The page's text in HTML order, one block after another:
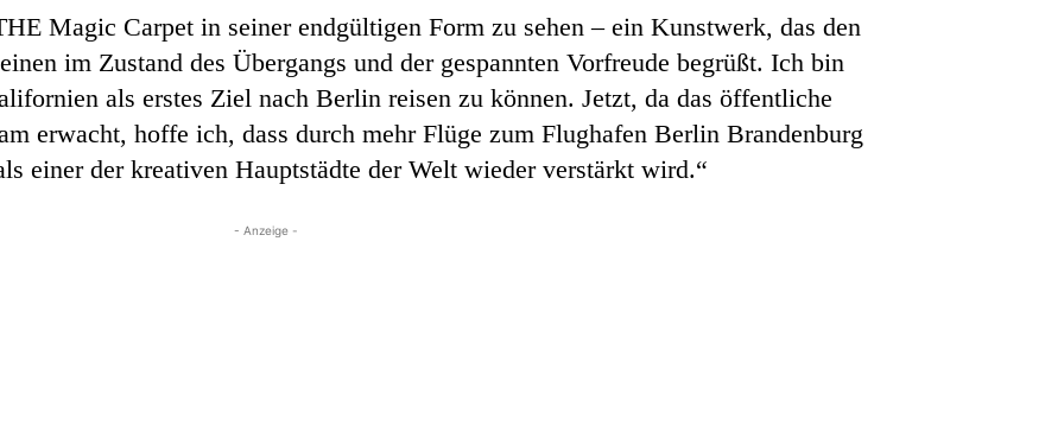
Magic Carpet in seiner endgültigen Form zu sehen – ein Kunstwerk, das den
im Zustand des Übergangs und der gespannten Vorfreude begrüßt. Ich bin
als erstes Ziel nach Berlin reisen zu können. Jetzt, da das öffentliche
erwacht, hoffe ich, dass durch mehr Flüge zum Flughafen Berlin Brandenburg
einer der kreativen Hauptstädte der Welt wieder verstärkt wird.“
- Anzeige -